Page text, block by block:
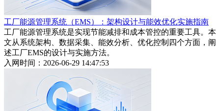
工厂能源管理系统（EMS）：架构设计与能效优化实施指南
工厂能源管理系统是实现节能减排和成本管控的重要工具。本
文从系统架构、数据采集、能效分析、优化控制四个方面，阐
述工厂EMS的设计与实施方法。
入网时间：2026-06-29 14:47:53